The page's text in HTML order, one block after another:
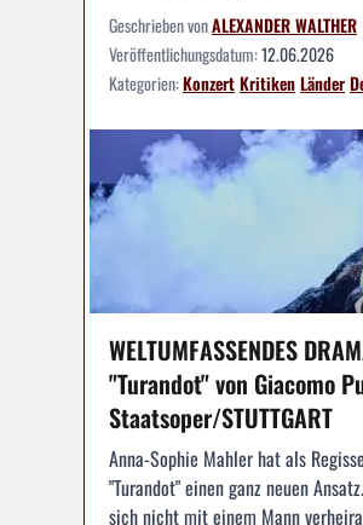
Geschrieben vonALEXANDER WALTHER
Veröffentlichungsdatum:12.06.2026
Kategorien:KonzertKritikenLänder
WELTUMFASSENDES
"Turandot" von Giacomo
Staatsoper/STUTTGART
Anna-Sophie Mahler hat als
"Turandot" einen ganz neuen
sich nicht mit einem Mann